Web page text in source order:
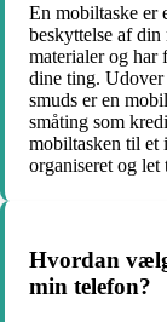
En mobiltaske er
beskyttelse af
materialer og har
dine ting. Udover
smuds er en
småting som
mobiltasken til et
organiseret og
Hvordan
min telefon?